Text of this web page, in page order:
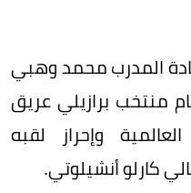
المدرب محمد وهبي
منتخب برازيلي عريق
وإحراز لقبه
كارلو أنشيلوتي.